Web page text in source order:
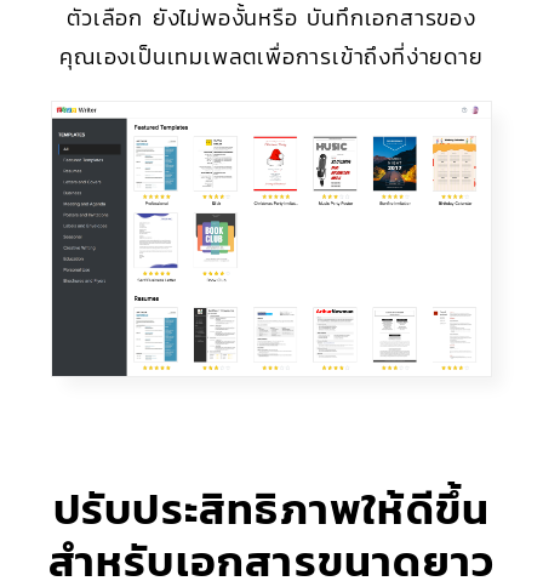
ตัวเลือก ยังไม่พองั้นหรือ บันทึกเอกสารของ
คุณเองเป็นเทมเพลตเพื่อการเข้าถึงที่ง่ายดาย
ปรับประสิทธิภาพให้ดีขึ้น
สำหรับเอกสารขนาดยาว